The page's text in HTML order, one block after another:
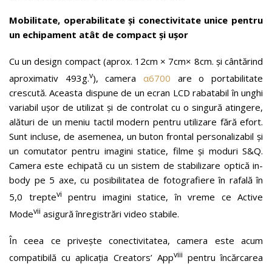
Mobilitate, operabilitate și conectivitate unice pentru
un echipament atât de compact și ușor
Cu un design compact (aprox. 12cm × 7cm× 8cm. și cântărind
aproximativ 493g.v), cameraα6700 are o portabilitate
crescută. Aceasta dispune de un ecran LCD rabatabil în unghi
variabil ușor de utilizat și de controlat cu o singură atingere,
alături de un meniu tactil modern pentru utilizare fără efort.
Sunt incluse, de asemenea, un buton frontal personalizabil și
un comutator pentru imagini statice, filme și moduri S&Q.
Camera este echipată cu un sistem de stabilizare optică in-
body pe 5 axe, cu posibilitatea de fotografiere în rafală în
5,0 treptevi
pentru imagini statice, în vreme ce Active
Modevii asigură înregistrări video stabile.
În ceea ce privește conectivitatea, camera este acum
compatibilă cu aplicația Creators’ Appviii pentru încărcarea